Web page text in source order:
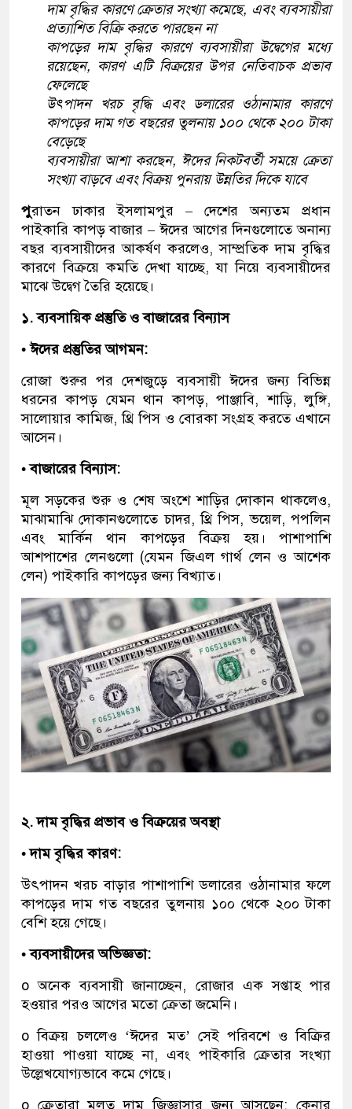
দাম বৃদ্ধির কারণে ক্রেতার সংখ্যা কমেছে, এবং ব্যবসায়ীরা
প্রত্যাশিত বিক্রি করতে পারছেন না
কাপড়ের দাম বৃদ্ধির কারণে ব্যবসায়ীরা উদ্বেগের মধ্যে
রয়েছেন, কারণ এটি বিক্রয়ের উপর নেতিবাচক প্রভাব
ফেলেছে
উৎপাদন খরচ বৃদ্ধি এবং ডলারের ওঠানামার কারণে
কাপড়ের দাম গত বছরের তুলনায় ১০০ থেকে ২০০ টাকা
বেড়েছে
ব্যবসায়ীরা আশা করছেন, ঈদের নিকটবর্তী সময়ে ক্রেতা
সংখ্যা বাড়বে এবং বিক্রয় পুনরায় উন্নতির দিকে যাবে
পুরাতন ঢাকার ইসলামপুর – দেশের অন্যতম প্রধান
পাইকারি কাপড় বাজার – ঈদের আগের দিনগুলোতে অনান্য
বছর ব্যবসায়ীদের আকর্ষণ করলেও, সাম্প্রতিক দাম বৃদ্ধির
কারণে বিক্রয়ে কমতি দেখা যাচ্ছে, যা নিয়ে ব্যবসায়ীদের
মাঝে উদ্বেগ তৈরি হয়েছে।
১. ব্যবসায়িক প্রস্তুতি ও বাজারের বিন্যাস
• ঈদের প্রস্তুতির আগমন:
রোজা শুরুর পর দেশজুড়ে ব্যবসায়ী ঈদের জন্য বিভিন্ন
ধরনের কাপড় যেমন থান কাপড়, পাঞ্জাবি, শাড়ি, লুঙ্গি,
সালোয়ার কামিজ, থ্রি পিস ও বোরকা সংগ্রহ করতে এখানে
আসেন।
• বাজারের বিন্যাস:
মূল সড়কের শুরু ও শেষ অংশে শাড়ির দোকান থাকলেও,
মাঝামাঝি দোকানগুলোতে চাদর, থ্রি পিস, ভয়েল, পপলিন
এবং মার্কিন থান কাপড়ের বিক্রয় হয়। পাশাপাশি
আশপাশের লেনগুলো (যেমন জিএল গার্থ লেন ও আশেক
লেন) পাইকারি কাপড়ের জন্য বিখ্যাত।
২. দাম বৃদ্ধির প্রভাব ও বিক্রয়ের অবস্থা
• দাম বৃদ্ধির কারণ:
উৎপাদন খরচ বাড়ার পাশাপাশি ডলারের ওঠানামার ফলে
কাপড়ের দাম গত বছরের তুলনায় ১০০ থেকে ২০০ টাকা
বেশি হয়ে গেছে।
• ব্যবসায়ীদের অভিজ্ঞতা:
o অনেক ব্যবসায়ী জানাচ্ছেন, রোজার এক সপ্তাহ পার
হওয়ার পরও আগের মতো ক্রেতা জমেনি।
o বিক্রয় চললেও ‘ঈদের মত’ সেই পরিবশে ও বিক্রির
হাওয়া পাওয়া যাচ্ছে না, এবং পাইকারি ক্রেতার সংখ্যা
উল্লেখযোগ্যভাবে কমে গেছে।
o ক্রেতারা মূলত দাম জিজ্ঞাসার জন্য আসছেন; কেনার